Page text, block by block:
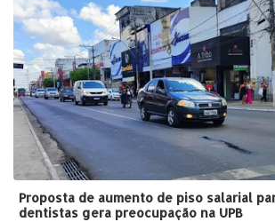
Proposta de aumento de piso salarial
dentistas gera preocupação na UPB